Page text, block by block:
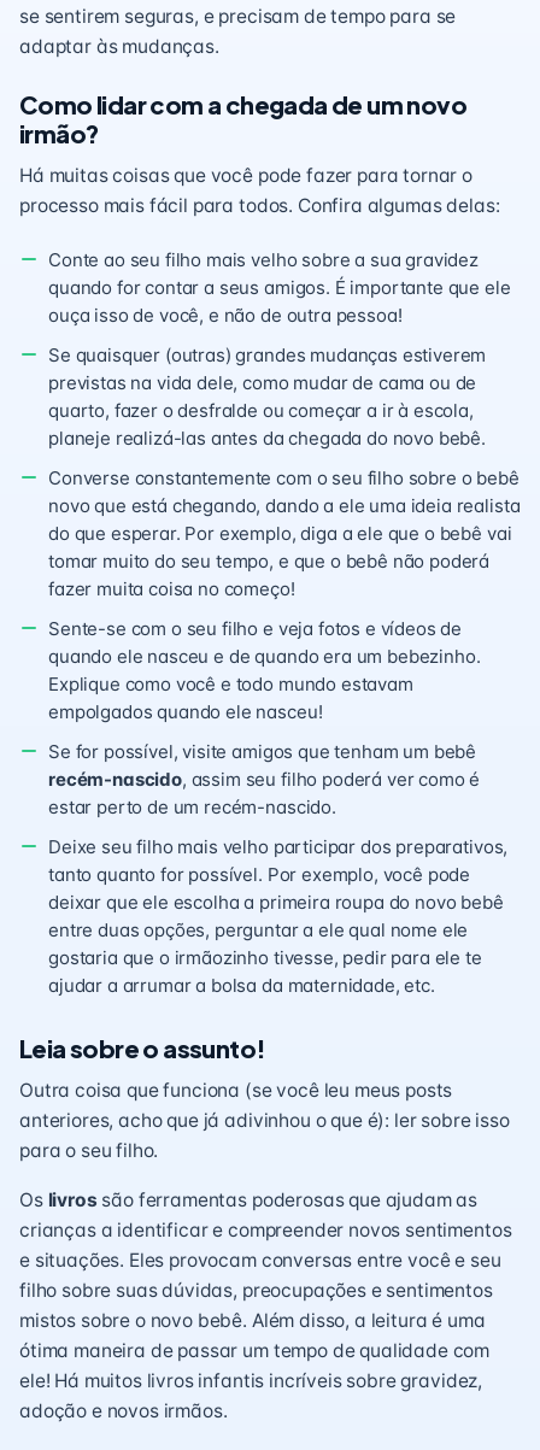
se sentirem seguras, e precisam de tempo para se
adaptar às mudanças.
Como lidar com a chegada de um novo
irmão?
Há muitas coisas que você pode fazer para tornar o
processo mais fácil para todos. Confira algumas delas:
Conte ao seu filho mais velho sobre a sua gravidez
quando for contar a seus amigos. É importante que ele
ouça isso de você, e não de outra pessoa!
Se quaisquer (outras) grandes mudanças estiverem
previstas na vida dele, como mudar de cama ou de
quarto, fazer o desfralde ou começar a ir à escola,
planeje realizá-las antes da chegada do novo bebê.
Converse constantemente com o seu filho sobre o bebê
novo que está chegando, dando a ele uma ideia realista
do que esperar. Por exemplo, diga a ele que o bebê vai
tomar muito do seu tempo, e que o bebê não poderá
fazer muita coisa no começo!
Sente-se com o seu filho e veja fotos e vídeos de
quando ele nasceu e de quando era um bebezinho.
Explique como você e todo mundo estavam
empolgados quando ele nasceu!
Se for possível, visite amigos que tenham um bebê
recém-nascido, assim seu filho poderá ver como é
estar perto de um recém-nascido.
Deixe seu filho mais velho participar dos preparativos,
tanto quanto for possível. Por exemplo, você pode
deixar que ele escolha a primeira roupa do novo bebê
entre duas opções, perguntar a ele qual nome ele
gostaria que o irmãozinho tivesse, pedir para ele te
ajudar a arrumar a bolsa da maternidade, etc.
Leia sobre o assunto!
Outra coisa que funciona (se você leu meus posts
anteriores, acho que já adivinhou o que é): ler sobre isso
para o seu filho.
Os livros são ferramentas poderosas que ajudam as
crianças a identificar e compreender novos sentimentos
e situações. Eles provocam conversas entre você e seu
filho sobre suas dúvidas, preocupações e sentimentos
mistos sobre o novo bebê. Além disso, a leitura é uma
ótima maneira de passar um tempo de qualidade com
ele! Há muitos livros infantis incríveis sobre gravidez,
adoção e novos irmãos.